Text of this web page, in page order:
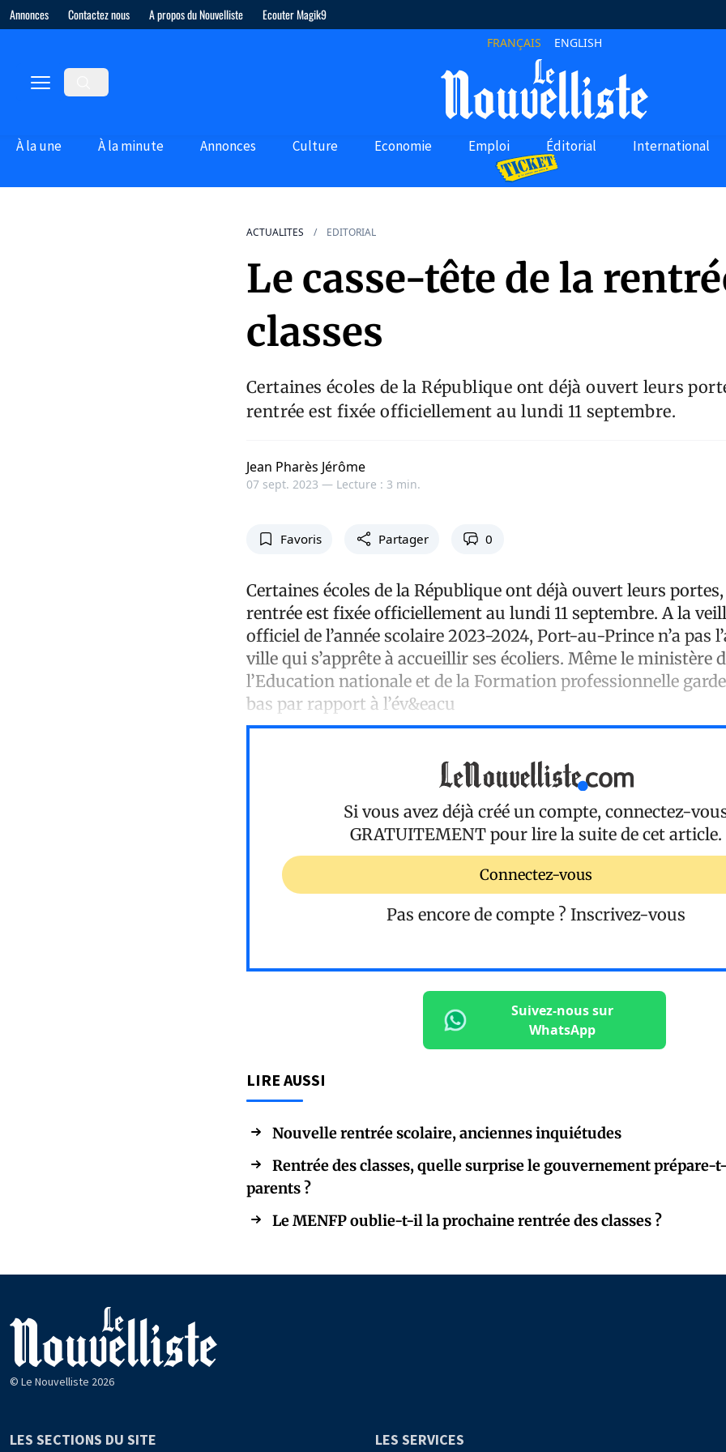
Annonces Contactez nous A propos du Nouvelliste Ecouter Magik9
FRANÇAIS ENGLISH
À la une À la minute Annonces Culture Economie Emploi Éditorial International
ACTUALITES EDITORIAL
Le casse-tête de la
classes
Certaines écoles de la République ont déjà ouvert leurs
rentrée est fixée officiellement au lundi 11 septembre.
Jean Pharès Jérôme
07 sept. 2023 — Lecture : 3 min.
Favoris Partager 0
Certaines écoles de la République ont déjà ouvert leurs
rentrée est fixée officiellement au lundi 11 septembre. A la
officiel de l’année scolaire 2023-2024, Port-au-Prince n’a pas
ville qui s’apprête à accueillir ses écoliers. Même le ministère
l’Education nationale et de la Formation professionnelle
bas par rapport à l’év&eacu
Si vous avez déjà créé un compte, connectez-
GRATUITEMENT pour lire la suite de cet article.
Connectez-vous
Pas encore de compte ? Inscrivez-vous
Suivez-nous sur
WhatsApp
LIRE AUSSI
Nouvelle rentrée scolaire, anciennes inquiétudes
Rentrée des classes, quelle surprise le gouvernement prépare-
parents ?
Le MENFP oublie-t-il la prochaine rentrée des classes ?
© Le Nouvelliste 2026
LES SECTIONS DU SITE LES SERVICES